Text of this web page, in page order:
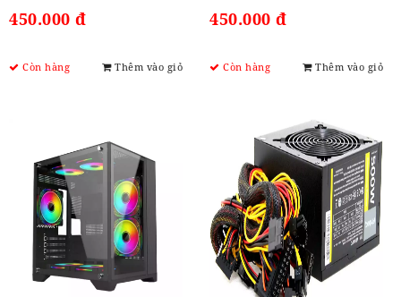
ARGB V2 (socket LGA
1700)
450.000 đ
Còn hàng Thêm vào giỏ
(socket LGA 1700)
450.000 đ
Còn hàng Thêm vào giỏ